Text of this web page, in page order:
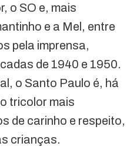
o SO e, mais
e a Mel, entre
pela imprensa,
de 1940 e 1950.
o Santo Paulo é, há
tricolor mais
de carinho e respeito,
crianças.